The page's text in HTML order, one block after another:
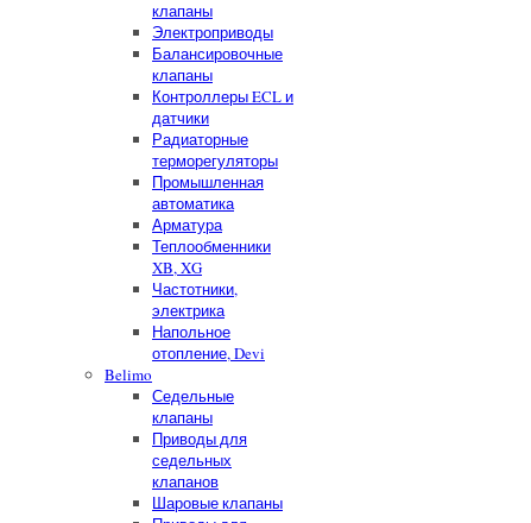
клапаны
Электроприводы
Балансировочные
клапаны
Контроллеры ECL и
датчики
Радиаторные
терморегуляторы
Промышленная
автоматика
Арматура
Теплообменники
XB, XG
Частотники,
электрика
Напольное
отопление, Devi
Belimo
Седельные
клапаны
Приводы для
седельных
клапанов
Шаровые клапаны